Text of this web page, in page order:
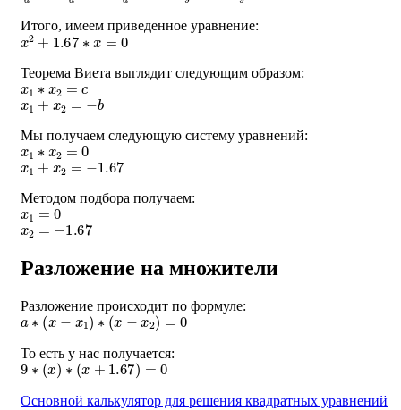
Итого, имеем приведенное уравнение:
x2+1.67∗x=0
Теорема Виета выглядит следующим образом:
x1∗x2= c
x1 + x2 =− b
Мы получаем следующую систему уравнений:
x1∗x2= 0
x1 + x2 =− 1.67
Методом подбора получаем:
x1=0
x2 =− 1.67
Разложение на множители
Разложение происходит по формуле:
a ∗(x−x1)∗ (x−x2)=0
То есть у нас получается:
9∗(x)∗( x+1.67)=0
Основной калькулятор для решения квадратных уравнений